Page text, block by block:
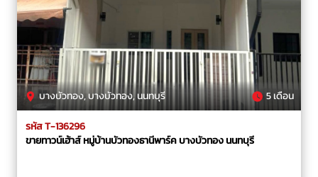
บางบัวทอง, บางบัวทอง, นนทบุรี 5 เดือน
รหัส T-136296
ขายทาวน์เฮ้าส์ หมู่บ้านบัวทองธานีพาร์ค บางบัวทอง นนทบุรี